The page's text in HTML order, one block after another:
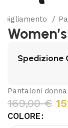
Spedizione
Pantaloni
169,00€
COLORE